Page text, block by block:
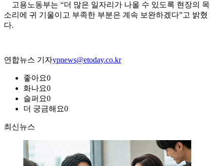
고용노동부는 “더 많은 일자리가 나올 수 있도록 현장의 목
소리에 귀 기울이고 부족한 부분은 계속 보완하겠다”고 밝혔
다.
연합뉴스 기자ypnews@etoday.co.kr
좋아요0
화나요0
슬퍼요0
더 궁금해요0
최신뉴스